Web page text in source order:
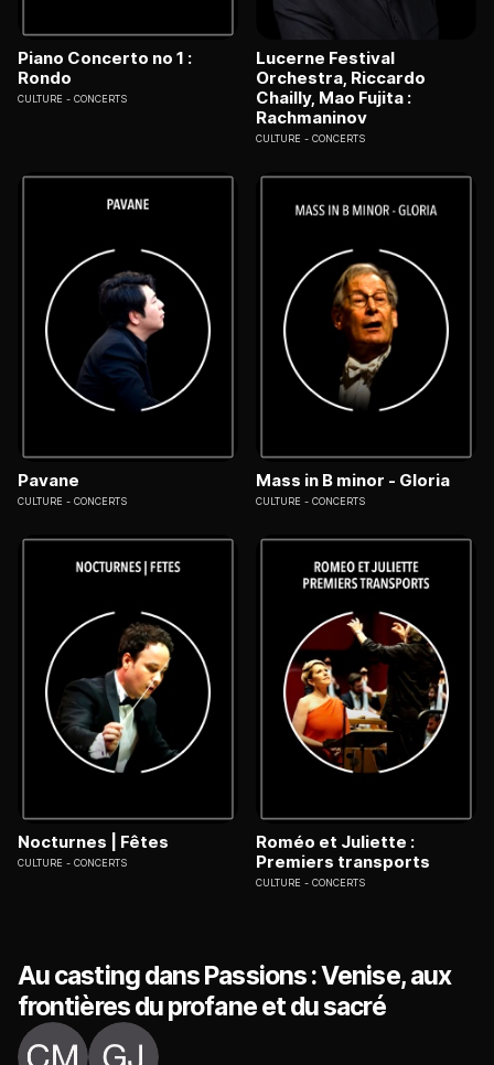
Piano Concerto no 1 :
Rondo
CULTURE CONCERTS
Lucerne Festival
Orchestra, Riccardo
Chailly, Mao Fujita :
Rachmaninov
CULTURE CONCERTS
Pavane
CULTURE CONCERTS
Mass in B minor - Gloria
CULTURE CONCERTS
Nocturnes | Fêtes
CULTURE CONCERTS
Roméo et Juliette :
Premiers transports
CULTURE CONCERTS
Au casting dans Passions : Venise, aux
frontières du profane et du sacré